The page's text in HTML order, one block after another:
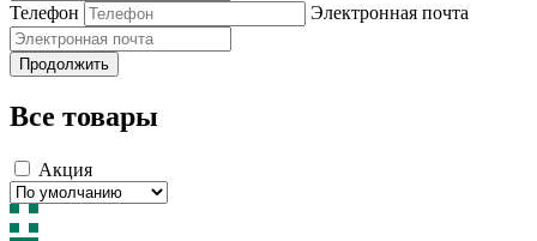
Телефон Электронная почта
Продолжить
Все товары
Акция